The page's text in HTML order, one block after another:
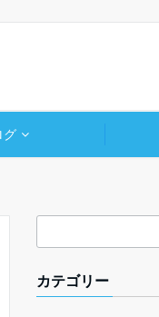
グ
カテゴリー